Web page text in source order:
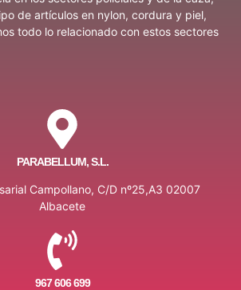
de artículos en nylon, cordura y piel,
todo lo relacionado con estos sectores
PARABELLUM, S.L.
Campollano, C/D nº25,A3 02007
Albacete
967 606 699